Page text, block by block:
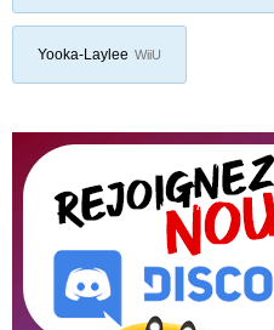
Yooka-Laylee WiiU